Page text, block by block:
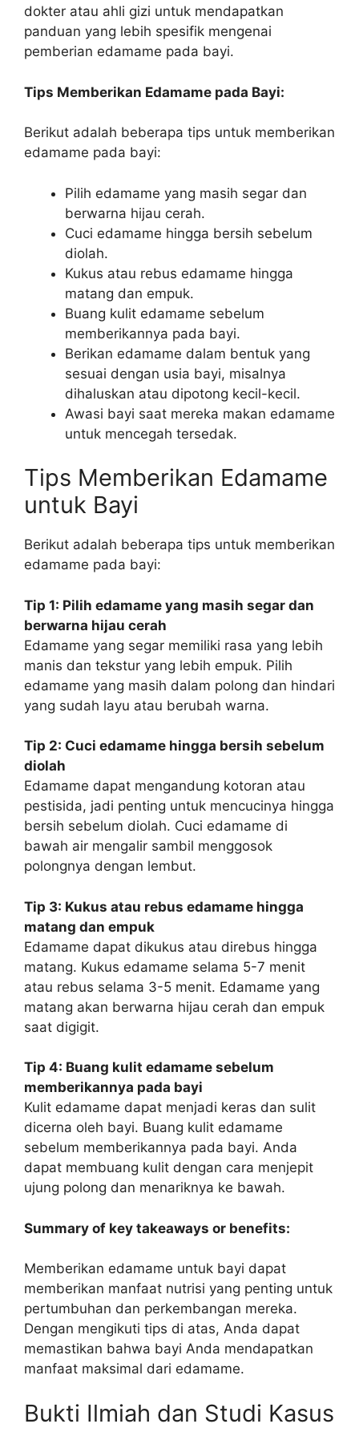
dokter atau ahli gizi untuk mendapatkan
panduan yang lebih spesifik mengenai
pemberian edamame pada bayi.
Tips Memberikan Edamame pada Bayi:
Berikut adalah beberapa tips untuk memberikan
edamame pada bayi:
Pilih edamame yang masih segar dan
berwarna hijau cerah.
Cuci edamame hingga bersih sebelum
diolah.
Kukus atau rebus edamame hingga
matang dan empuk.
Buang kulit edamame sebelum
memberikannya pada bayi.
Berikan edamame dalam bentuk yang
sesuai dengan usia bayi, misalnya
dihaluskan atau dipotong kecil-kecil.
Awasi bayi saat mereka makan edamame
untuk mencegah tersedak.
Tips Memberikan Edamame
untuk Bayi
Berikut adalah beberapa tips untuk memberikan
edamame pada bayi:
Tip 1: Pilih edamame yang masih segar dan
berwarna hijau cerah
Edamame yang segar memiliki rasa yang lebih
manis dan tekstur yang lebih empuk. Pilih
edamame yang masih dalam polong dan hindari
yang sudah layu atau berubah warna.
Tip 2: Cuci edamame hingga bersih sebelum
diolah
Edamame dapat mengandung kotoran atau
pestisida, jadi penting untuk mencucinya hingga
bersih sebelum diolah. Cuci edamame di
bawah air mengalir sambil menggosok
polongnya dengan lembut.
Tip 3: Kukus atau rebus edamame hingga
matang dan empuk
Edamame dapat dikukus atau direbus hingga
matang. Kukus edamame selama 5-7 menit
atau rebus selama 3-5 menit. Edamame yang
matang akan berwarna hijau cerah dan empuk
saat digigit.
Tip 4: Buang kulit edamame sebelum
memberikannya pada bayi
Kulit edamame dapat menjadi keras dan sulit
dicerna oleh bayi. Buang kulit edamame
sebelum memberikannya pada bayi. Anda
dapat membuang kulit dengan cara menjepit
ujung polong dan menariknya ke bawah.
Summary of key takeaways or benefits:
Memberikan edamame untuk bayi dapat
memberikan manfaat nutrisi yang penting untuk
pertumbuhan dan perkembangan mereka.
Dengan mengikuti tips di atas, Anda dapat
memastikan bahwa bayi Anda mendapatkan
manfaat maksimal dari edamame.
Bukti Ilmiah dan Studi Kasus